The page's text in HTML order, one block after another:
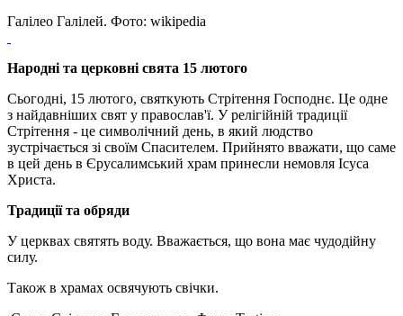
Галілео Галілей. Фото: wikipedia
Народні та церковні свята 15 лютого
Сьогодні, 15 лютого, святкують Стрітення Господнє. Це одне
з найдавніших свят у православ'ї. У релігійній традиції
Стрітення - це символічний день, в який людство
зустрічається зі своїм Спасителем. Прийнято вважати, що саме
в цей день в Єрусалимський храм принесли немовля Ісуса
Христа.
Традиції та обряди
У церквах святять воду. Вважається, що вона має чудодійну
силу.
Також в храмах освячують свічки.